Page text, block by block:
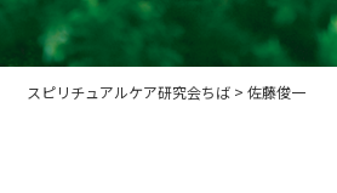
スピリチュアルケア研究会ちば >佐藤俊一